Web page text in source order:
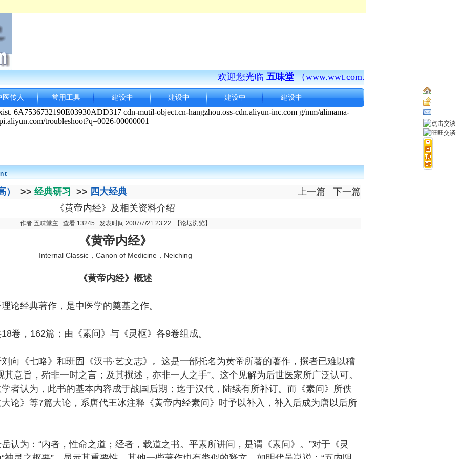
欢迎您光临五味堂（www.wwt.com.cn）
医传人 常用工具 建设中 建设中 建设中 建设中
>> 经典研习 >> 四大经典 上一篇
下一篇
《黄帝内经》及相关资料介绍
作者 五味堂主 查看 13245 发表时间 2007/7/21 23:22 【论坛浏览】
《黄帝内经》
Internal Classic，Canon of Medicine，Neiching
《黄帝内经》概述
论经典著作，是中医学的奠基之作。
卷，162篇；由《素问》与《灵枢》各9卷组成。
向《七略》和班固《汉书·艺文志》。这是一部托名为黄帝所著的著作，撰者已难以稽
意旨，殆非一时之言；及其撰述，亦非一人之手”。这个见解为后世医家所广泛认可。
者认为，此书的基本内容成于战国后期；迄于汉代，陆续有所补订。而《素问》所佚
论》等7篇大论，系唐代王冰注释《黄帝内经素问》时予以补入，补入后成为唐以后所
认为：“内者，性命之道；经者，载道之书。平素所讲问，是谓《素问》。”对于《灵